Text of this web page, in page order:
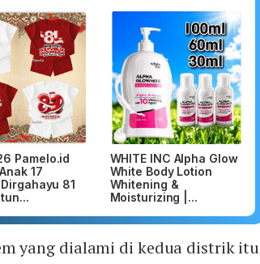
Pamelo.id
17
81
WHITE INC Alpha Glow
White Body Lotion
Whitening &
Moisturizing |...
yang dialami di kedua distrik itu